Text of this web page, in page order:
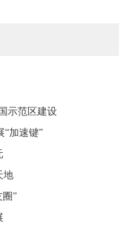
示范区建设
“加速键”
地
圈”